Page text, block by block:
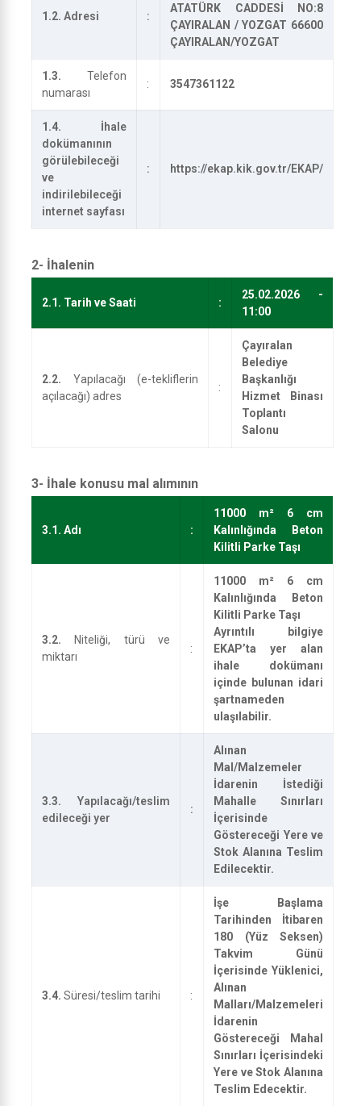
1.2. Adresi :
ATATÜRK CADDESİ NO:8
ÇAYIRALAN / YOZGAT 66600
ÇAYIRALAN/YOZGAT
1.3. Telefon
numarası
: 3547361122
1.4. İhale
dokümanının
görülebileceği
ve
indirilebileceği
internet sayfası
: https://ekap.kik.gov.tr/EKAP/
2- İhalenin
2.1. Tarih ve Saati :
25.02.2026 -
11:00
2.2. Yapılacağı (e-tekliflerin
açılacağı) adres
:
Çayıralan
Belediye
Başkanlığı
Hizmet Binası
Toplantı
Salonu
3- İhale konusu mal alımının
3.1. Adı :
11000 m² 6 cm
Kalınlığında Beton
Kilitli Parke Taşı
3.2.
Niteliği, türü ve
miktarı
:
11000 m² 6 cm
Kalınlığında Beton
Kilitli Parke Taşı
Ayrıntılı bilgiye
EKAP’ta yer alan
ihale dokümanı
içinde bulunan idari
şartnameden
ulaşılabilir.
3.3. Yapılacağı/teslim
edileceği yer
:
Alınan
Mal/Malzemeler
İdarenin İstediği
Mahalle Sınırları
İçerisinde
Göstereceği Yere ve
Stok Alanına Teslim
Edilecektir.
3.4. Süresi/teslim tarihi :
İşe Başlama
Tarihinden İtibaren
180 (Yüz Seksen)
Takvim Günü
İçerisinde Yüklenici,
Alınan
Malları/Malzemeleri
İdarenin
Göstereceği Mahal
Sınırları İçerisindeki
Yere ve Stok Alanına
Teslim Edecektir.